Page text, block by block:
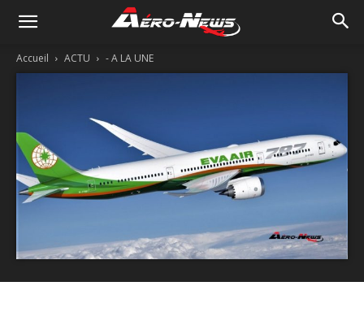
Accueil ACTU - A LA UNE